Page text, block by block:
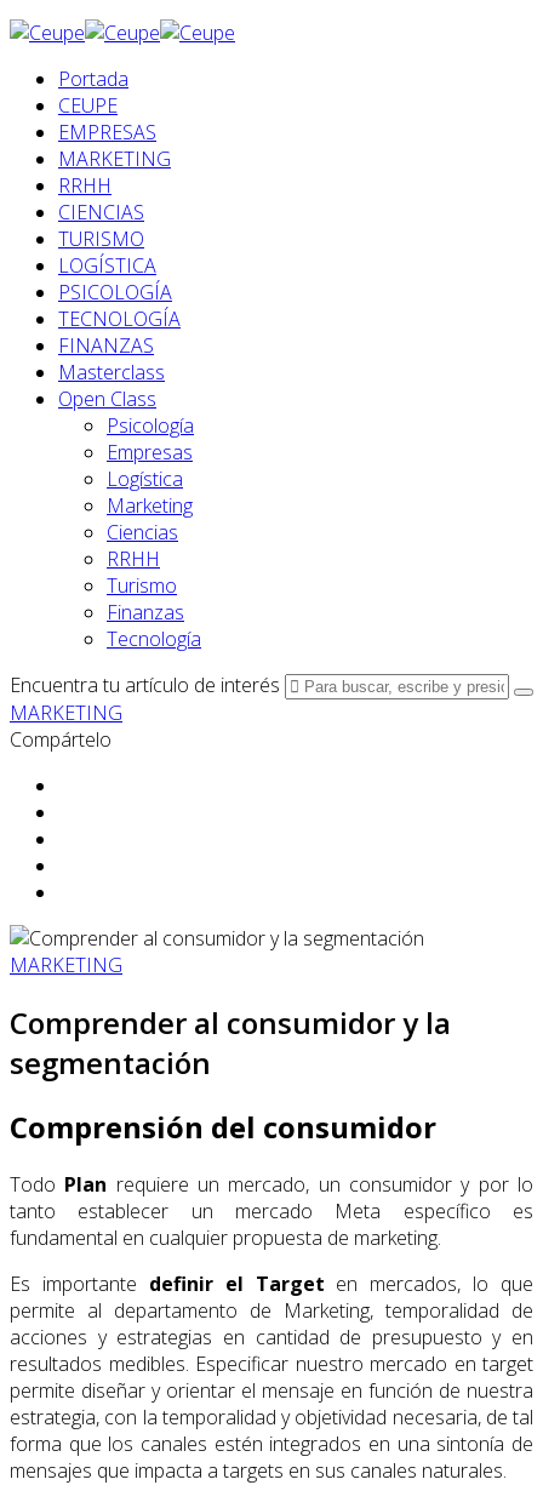
Portada
CEUPE
EMPRESAS
MARKETING
RRHH
CIENCIAS
TURISMO
LOGÍSTICA
PSICOLOGÍA
TECNOLOGÍA
FINANZAS
Masterclass
Open Class
Psicología
Empresas
Logística
Marketing
Ciencias
RRHH
Turismo
Finanzas
Tecnología
Encuentra tu artículo de interés
MARKETING
Compártelo
MARKETING
Comprender al consumidor y la
segmentación
Comprensión del consumidor
Todo Plan requiere un mercado, un consumidor y por lo
tanto establecer un mercado Meta específico es
fundamental en cualquier propuesta de marketing.
Es importante definir el Target en mercados, lo que
permite al departamento de Marketing, temporalidad de
acciones y estrategias en cantidad de presupuesto y en
resultados medibles. Especificar nuestro mercado en target
permite diseñar y orientar el mensaje en función de nuestra
estrategia, con la temporalidad y objetividad necesaria, de tal
forma que los canales estén integrados en una sintonía de
mensajes que impacta a targets en sus canales naturales.